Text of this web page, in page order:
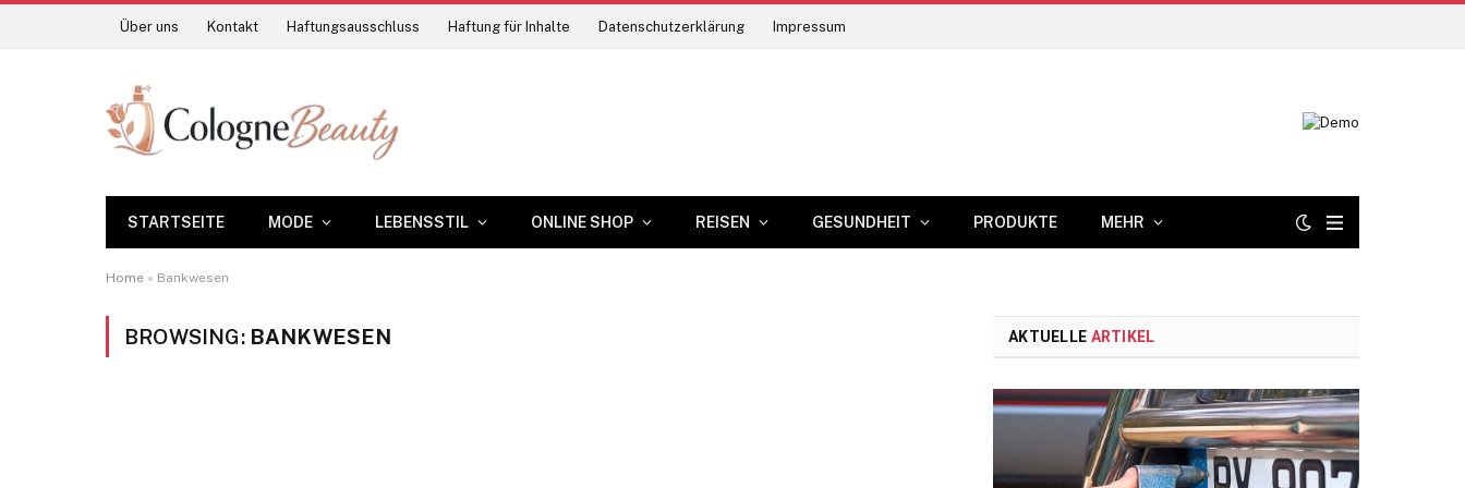
Über uns Kontakt Haftungsausschluss Haftung für Inhalte Datenschutzerklärung Impressum
STARTSEITE MODE LEBENSSTIL ONLINE SHOP REISEN GESUNDHEIT PRODUKTE MEHR
Home » Bankwesen
BROWSING: BANKWESEN AKTUELLE ARTIKEL